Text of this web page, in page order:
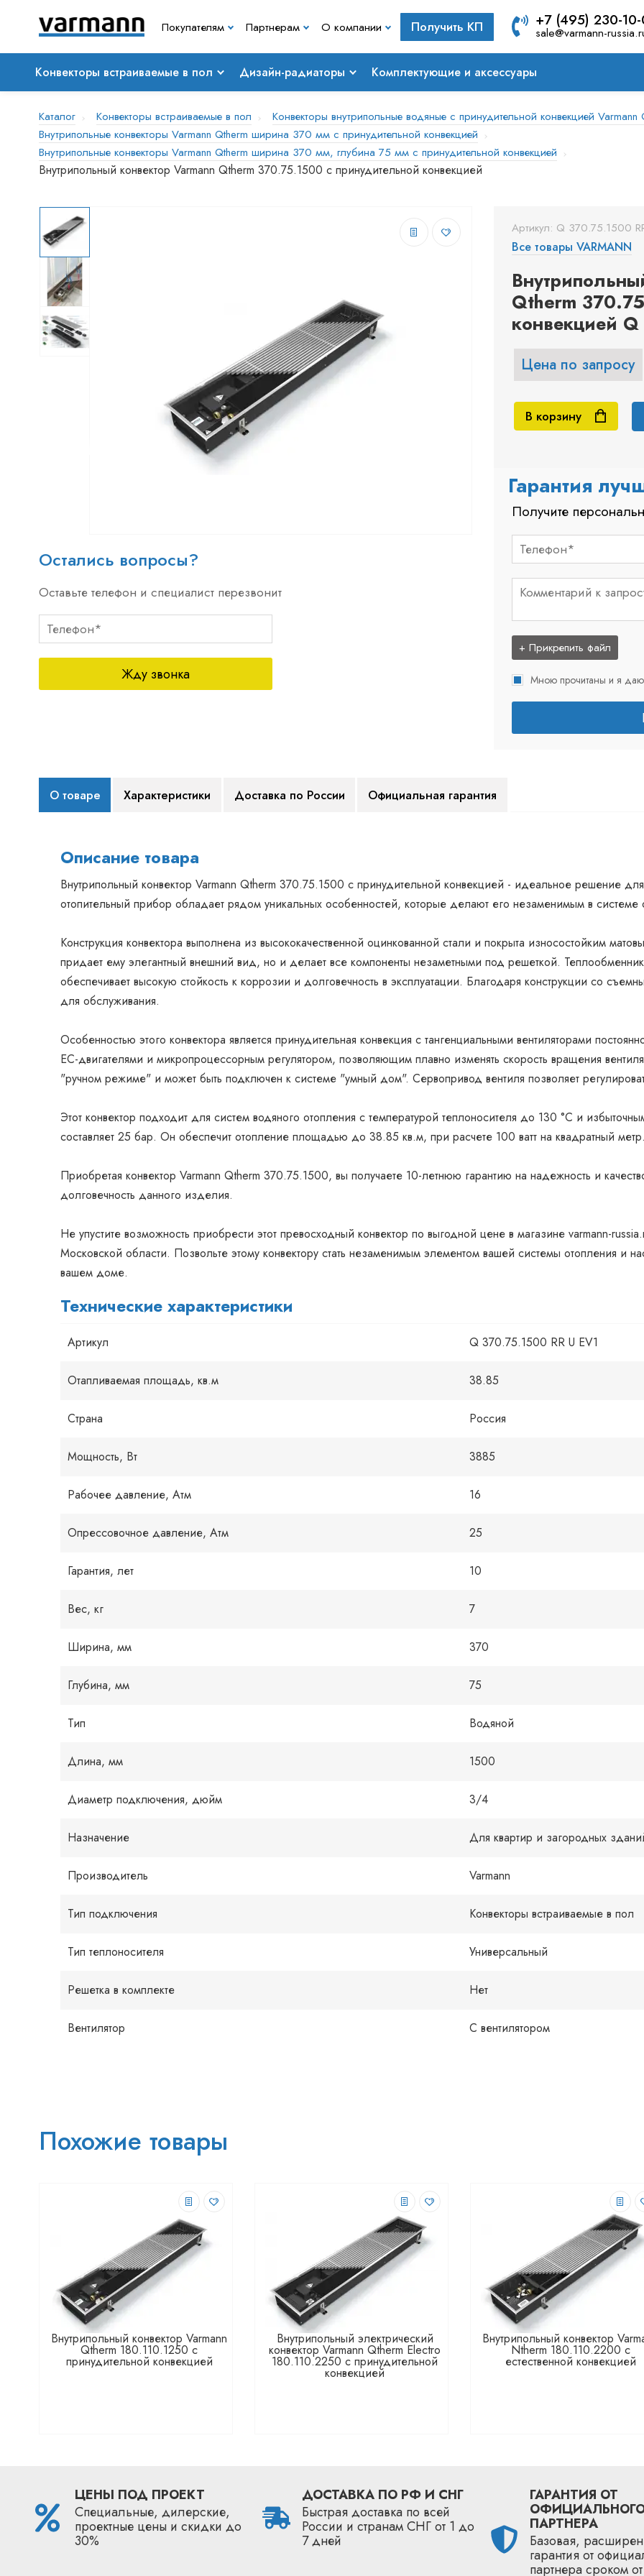
Покупателям Партнерам О компании Получить КП +7 (495) 230-
sale@varmann-
Конвекторы встраиваемые в пол Дизайн-радиаторы Комплектующие и аксессуары
Каталог Конвекторы встраиваемые в пол
Конвекторы внутрипольные водяные с принудительной конвекцией Varmann
Внутрипольные конвекторы Varmann Qtherm ширина 370 мм с принудительной конвекцией
Внутрипольные конвекторы Varmann Qtherm ширина 370 мм, глубина 75 мм с принудительной конвекцией
Внутрипольный конвектор Varmann Qtherm 370.75.1500 с принудительной конвекцией
Остались вопросы?
Оставьте телефон и специалист перезвонит
Жду звонка
Артикул: Q 370.75.1500
Все товары VARMANN
Qtherm
конвекцией
Цена по запросу
В корзину
Гарантия
Получите
+ Прикрепить файл
Мною прочитаны и я
О товаре Характеристики Доставка по России Официальная гарантия
Описание товара
Внутрипольный конвектор Varmann Qtherm 370.75.1500 с принудительной конвекцией - идеальное решение
отопительный прибор обладает рядом уникальных особенностей, которые делают его незаменимым в системе
Конструкция конвектора выполнена из высококачественной оцинкованной стали и покрыта износостойким
придает ему элегантный внешний вид, но и делает все компоненты незаметными под решеткой.
обеспечивает высокую стойкость к коррозии и долговечность в эксплуатации. Благодаря конструкции со
для обслуживания.
Особенностью этого конвектора является принудительная конвекция с тангенциальными вентиляторами
EC-двигателями и микропроцессорным регулятором, позволяющим плавно изменять скорость вращения
"ручном режиме" и может быть подключен к системе "умный дом". Сервопривод вентиля позволяет
Этот конвектор подходит для систем водяного отопления с температурой теплоносителя до 130 °С и
составляет 25 бар. Он обеспечит отопление площадью до 38.85 кв.м, при расчете 100 ватт на квадратный
Приобретая конвектор Varmann Qtherm 370.75.1500, вы получаете 10-летнюю гарантию на надежность и
долговечность данного изделия.
Не упустите возможность приобрести этот превосходный конвектор по выгодной цене в магазине varmann-
Московской области. Позвольте этому конвектору стать незаменимым элементом вашей системы отопления и
вашем доме.
Технические характеристики
Артикул Q 370.75.1500 RR U EV1
Отапливаемая площадь, кв.м 38.85
Страна Россия
Мощность, Вт 3885
Рабочее давление, Атм 16
Опрессовочное давление, Атм 25
Гарантия, лет 10
Вес, кг 7
Ширина, мм 370
Глубина, мм 75
Тип Водяной
Длина, мм 1500
Диаметр подключения, дюйм 3/4
Назначение Для квартир и загородных
Производитель Varmann
Тип подключения Конвекторы встраиваемые в пол
Тип теплоносителя Универсальный
Решетка в комплекте Нет
Вентилятор С вентилятором
Похожие товары
Внутрипольный конвектор Varmann
Qtherm 180.110.1250 с
принудительной конвекцией
Внутрипольный электрический
конвектор Varmann Qtherm Electro
180.110.2250 с принудительной
конвекцией
Внутрипольный конвектор
Ntherm 180.110.2200 с
естественной конвекцией
ЦЕНЫ ПОД ПРОЕКТ
Специальные, дилерские,
проектные цены и скидки до
30%
ДОСТАВКА ПО РФ И СНГ
Быстрая доставка по всей
России и странам СНГ от 1 до
7 дней
ГАРАНТИЯ ОТ
ПАРТНЕРА
Базовая,
гарантия от
партнера сроком